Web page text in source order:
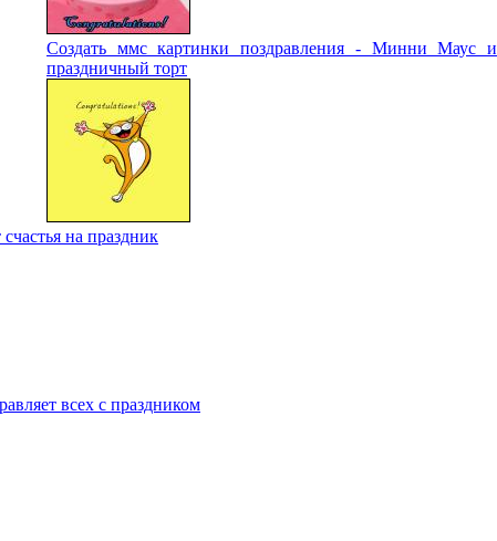
Создать ммс картинки поздравления - Минни Маус и
праздничный торт
на праздник
всех с праздником